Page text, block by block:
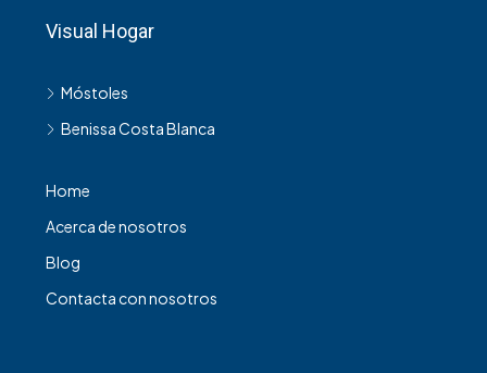
Visual Hogar
Móstoles
Benissa Costa Blanca
Home
Acerca de nosotros
Blog
Contacta con nosotros